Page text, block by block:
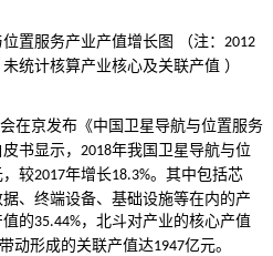
置服务产业产值增长图 （注： 2012
统计核算产业核心及关联产值 ）
在京发布《中国卫星导航与位置服务
书显示， 2018年我国卫星导航与位
，较2017年增长18.3%。其中包括芯
、终端设备、基础设施等在内的产
的35.44%，北斗对产业的核心产值
动形成的关联产值达1947亿元。